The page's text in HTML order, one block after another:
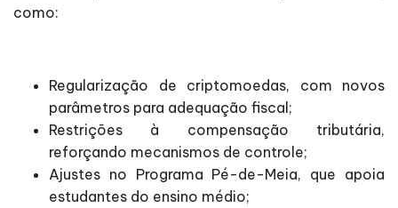
como:
Regularização de criptomoedas, com novos
parâmetros para adequação fiscal;
Restrições à compensação tributária,
reforçando mecanismos de controle;
Ajustes no Programa Pé-de-Meia, que apoia
estudantes do ensino médio;